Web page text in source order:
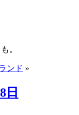
。
ンド »
日